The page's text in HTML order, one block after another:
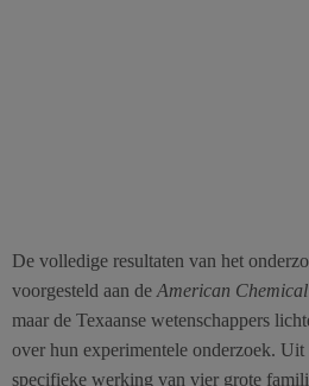
De volledige resultaten van het
voorgesteld aan de American
maar de Texaanse wetenschappers
over hun experimentele onderzoek.
specifieke werking van vier grote